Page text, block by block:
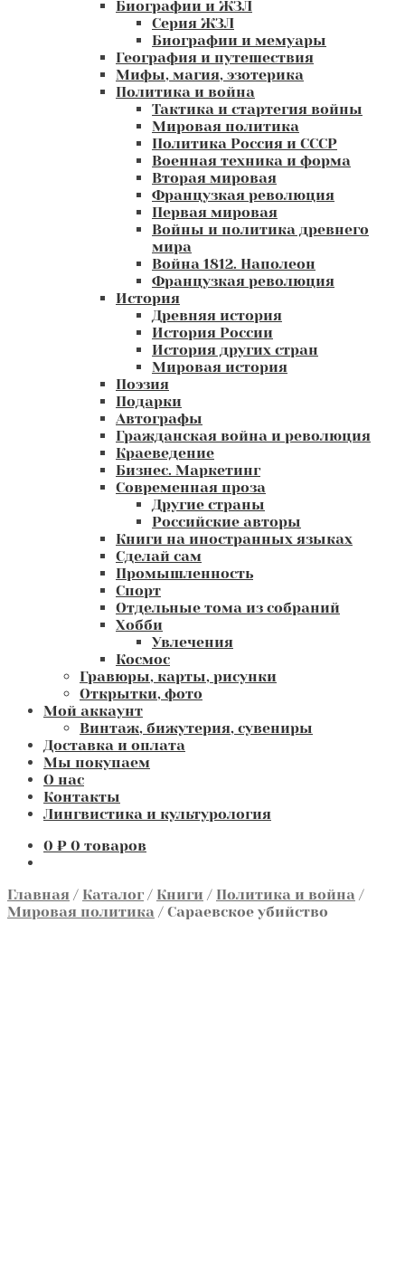
Биографии и ЖЗЛ
Серия ЖЗЛ
Биографии и мемуары
География и путешествия
Мифы, магия, эзотерика
Политика и война
Тактика и стартегия войны
Мировая политика
Политика Россия и СССР
Военная техника и форма
Вторая мировая
Французкая революция
Первая мировая
Войны и политика древнего
мира
Война 1812. Наполеон
Французкая революция
История
Древняя история
История России
История других стран
Мировая история
Поэзия
Подарки
Автографы
Гражданская война и революция
Краеведение
Бизнес. Маркетинг
Современная проза
Другие страны
Российские авторы
Книги на иностранных языках
Сделай сам
Промышленность
Спорт
Отдельные тома из собраний
Хобби
Увлечения
Космос
Гравюры, карты, рисунки
Открытки, фото
Мой аккаунт
Винтаж, бижутерия, сувениры
Доставка и оплата
Мы покупаем
О нас
Контакты
Лингвистика и культурология
0 ₽ 0 товаров
Главная / Каталог / Книги / Политика и война /
Мировая политика / Сараевское убийство